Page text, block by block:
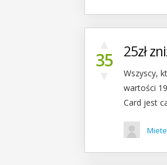
35 25zł
Wszyscy,
wartości
Card jest